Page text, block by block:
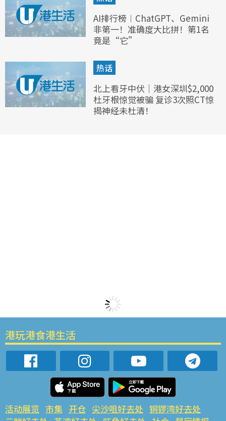
AI排行榜︱ChatGPT、Gemini
非第一！准确度大比拼！第1名
竟是“它”
热话
北上看牙中伏｜港女深圳$2,000
杜牙根惊觉被骗 复诊3次照CT惊
揭神经未杜清！
港玩港食港生活
活动展览 市集 开仓 尖沙咀好去处 铜锣湾好去处